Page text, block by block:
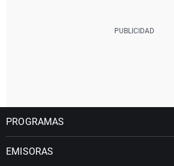
PROGRAMAS
EMISORAS